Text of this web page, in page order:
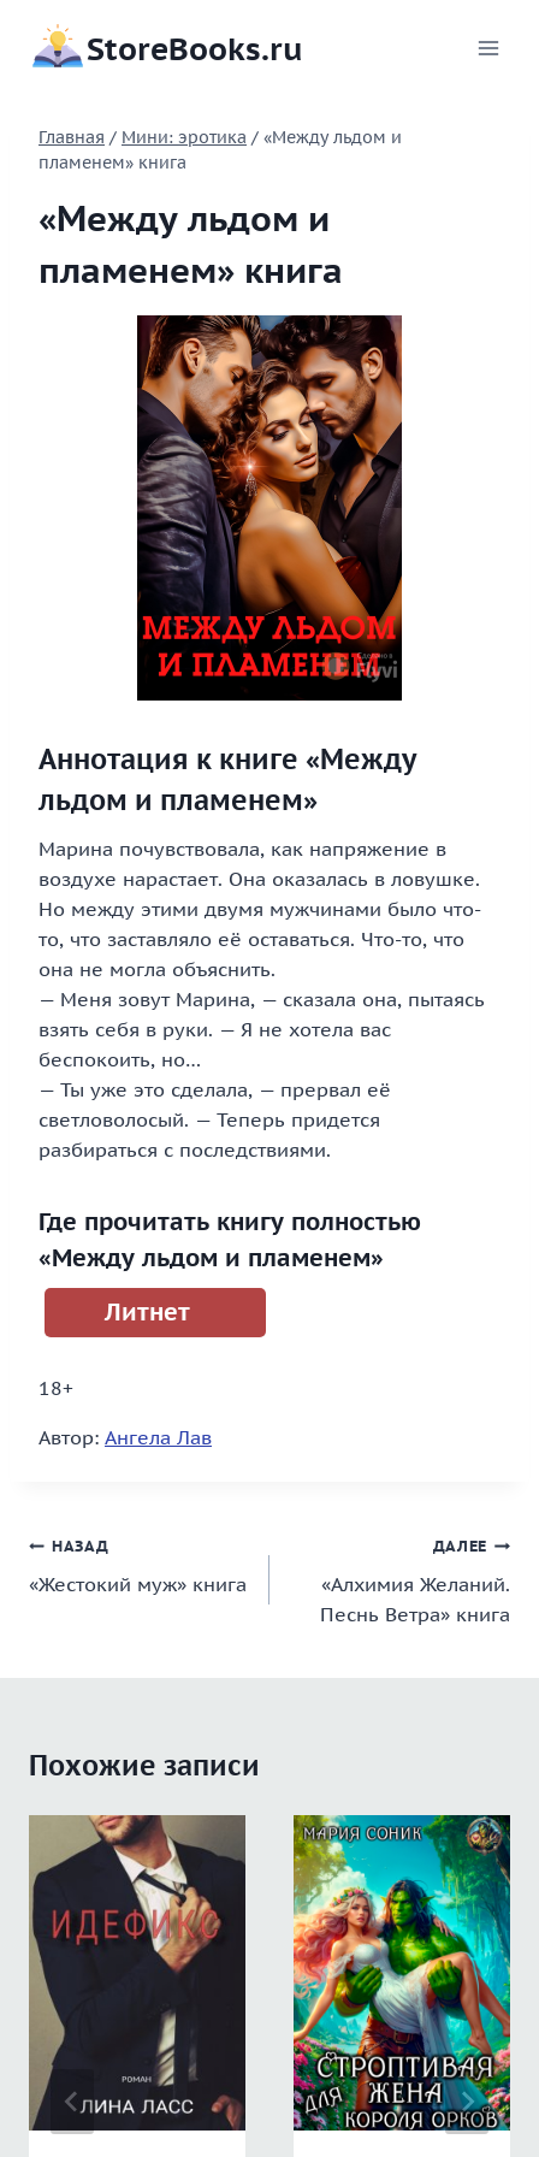
содержимому
StoreBooks.ru
Главная / Мини: эротика / «Между льдом и
пламенем» книга
«Между льдом и
пламенем» книга
Аннотация к книге «Между
льдом и пламенем»
Марина почувствовала, как напряжение в
воздухе нарастает. Она оказалась в ловушке.
Но между этими двумя мужчинами было что-
то, что заставляло её оставаться. Что-то, что
она не могла объяснить.
— Меня зовут Марина, — сказала она, пытаясь
взять себя в руки. — Я не хотела вас
беспокоить, но…
— Ты уже это сделала, — прервал её
светловолосый. — Теперь придется
разбираться с последствиями.
Где прочитать книгу полностью
«Между льдом и пламенем»
Литнет
18+
Автор: Ангела Лав
Навигация
по
НАЗАД
«Жестокий муж» книга
ДАЛЕЕ
«Алхимия Желаний.
Песнь Ветра» книга
Похожие записи